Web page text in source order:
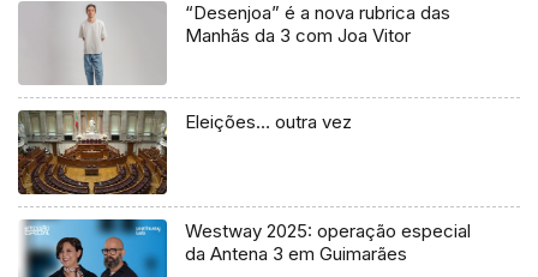
“Desenjoa” é a nova rubrica das
Manhãs da 3 com Joa Vitor
Eleições… outra vez
Westway 2025: operação especial
da Antena 3 em Guimarães